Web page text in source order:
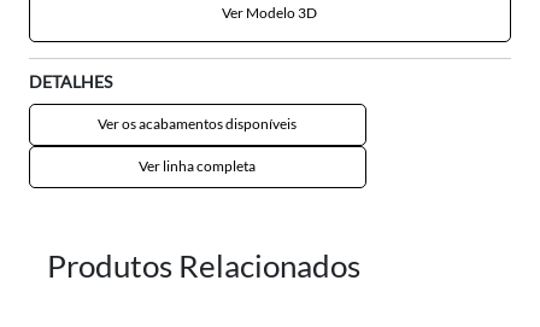
Ver Modelo 3D
DETALHES
Ver os acabamentos disponíveis
Ver linha completa
Produtos Relacionados